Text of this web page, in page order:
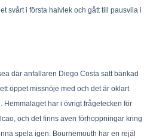
svårt i första halvlek och gått till pausvila i
där anfallaren Diego Costa satt bänkad
öppet missnöje med och det är oklart
har i övrigt frågetecken för
och det finns även förhoppningar kring
spela igen. Bournemouth har en rejäl